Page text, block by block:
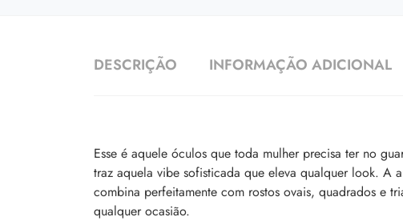
DESCRIÇÃO INFORMAÇÃO ADICIONAL
Esse é aquele óculos que toda mulher precisa ter no
traz aquela vibe sofisticada que eleva qualquer look. A
combina perfeitamente com rostos ovais, quadrados e
qualquer ocasião.